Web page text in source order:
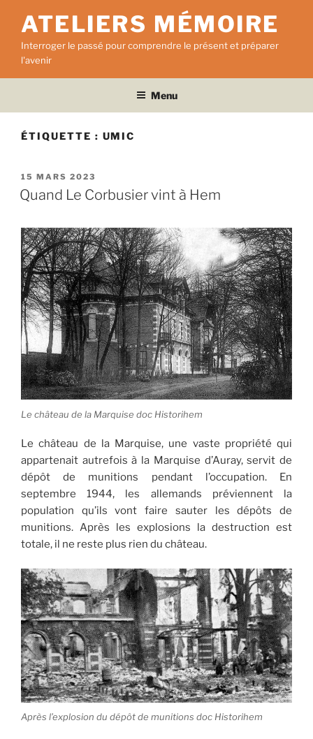
contenu
principal
ATELIERS MÉMOIRE
Interroger le passé pour comprendre le présent et préparer
l'avenir
Menu
ÉTIQUETTE : UMIC
PUBLIÉ
LE
15 MARS 2023
Quand Le Corbusier vint à Hem
Le château de la Marquise doc Historihem
Le château de la Marquise, une vaste propriété qui
appartenait autrefois à la Marquise d’Auray, servit de
dépôt de munitions pendant l’occupation. En
septembre 1944, les allemands préviennent la
population qu’ils vont faire sauter les dépôts de
munitions. Après les explosions la destruction est
totale, il ne reste plus rien du château.
Après l’explosion du dépôt de munitions doc Historihem